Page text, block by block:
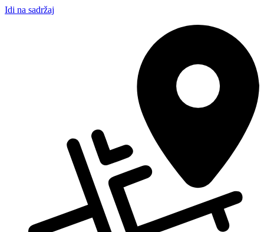
Idi na sadržaj